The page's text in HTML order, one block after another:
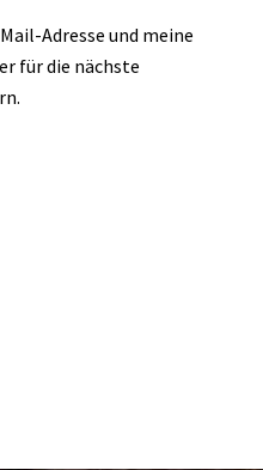
Adresse und meine
für die nächste